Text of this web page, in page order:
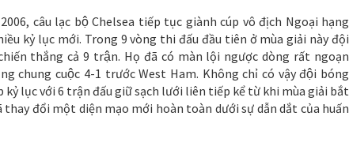
câu lạc bộ Chelsea tiếp tục giành cúp vô địch Ngoại hạng
kỷ lục mới. Trong 9 vòng thi đấu đầu tiên ở mùa giải này đội
thắng cả 9 trận. Họ đã có màn lội ngược dòng rất ngoạn
chung cuộc 4-1 trước West Ham. Không chỉ có vậy đội bóng
kỷ lục với 6 trận đấu giữ sạch lưới liên tiếp kể từ khi mùa giải bắt
thay đổi một diện mạo mới hoàn toàn dưới sự dẫn dắt của huấn